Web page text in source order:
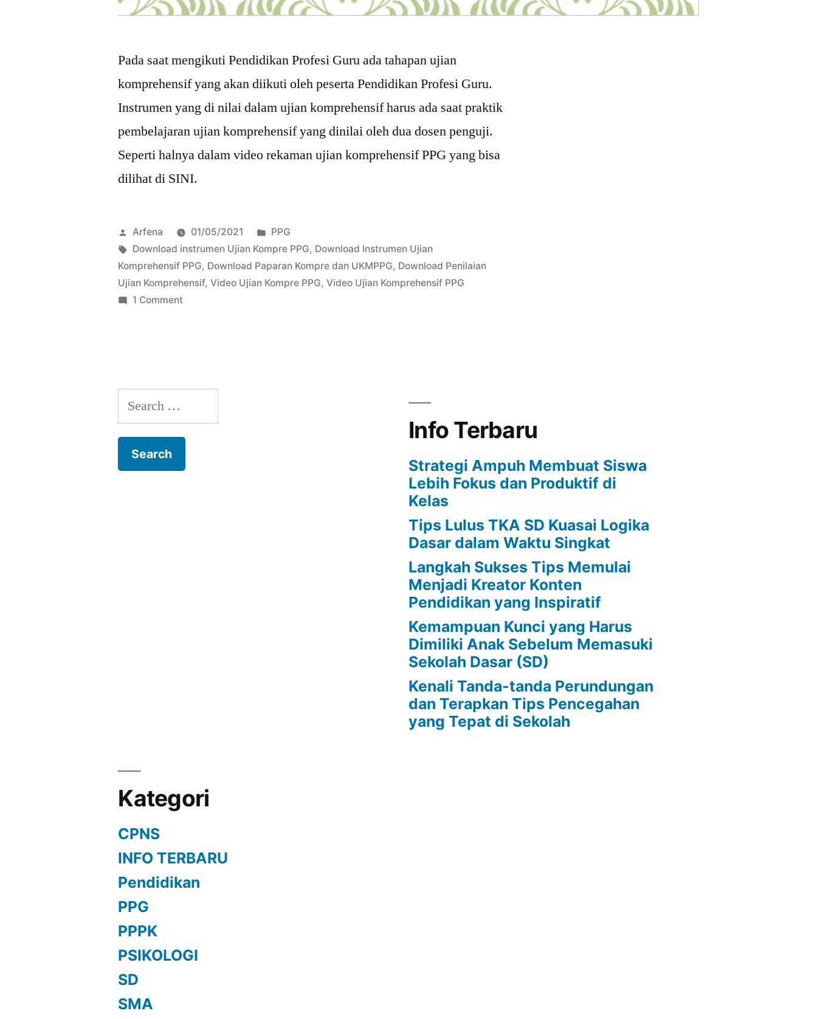
Pada saat mengikuti Pendidikan Profesi Guru ada tahapan ujian
komprehensif yang akan diikuti oleh peserta Pendidikan Profesi Guru.
Instrumen yang di nilai dalam ujian komprehensif harus ada saat praktik
pembelajaran ujian komprehensif yang dinilai oleh dua dosen penguji.
Seperti halnya dalam video rekaman ujian komprehensif PPG yang bisa
dilihat di SINI.
Posted
by
Arfena 01/05/2021
Posted
in
PPG
Tags:
Download instrumen Ujian Kompre PPG, Download Instrumen Ujian
Komprehensif PPG, Download Paparan Kompre dan UKMPPG, Download Penilaian
Ujian Komprehensif,Video Ujian Kompre PPG,Video Ujian Komprehensif PPG
1 Comment
Search
for:
Info Terbaru
Strategi Ampuh Membuat Siswa
Lebih Fokus dan Produktif di
Kelas
Tips Lulus TKA SD Kuasai Logika
Dasar dalam Waktu Singkat
Langkah Sukses Tips Memulai
Menjadi Kreator Konten
Pendidikan yang Inspiratif
Kemampuan Kunci yang Harus
Dimiliki Anak Sebelum Memasuki
Sekolah Dasar (SD)
Kenali Tanda-tanda Perundungan
dan Terapkan Tips Pencegahan
yang Tepat di Sekolah
Kategori
CPNS
INFO TERBARU
Pendidikan
PPG
PPPK
PSIKOLOGI
SD
SMA